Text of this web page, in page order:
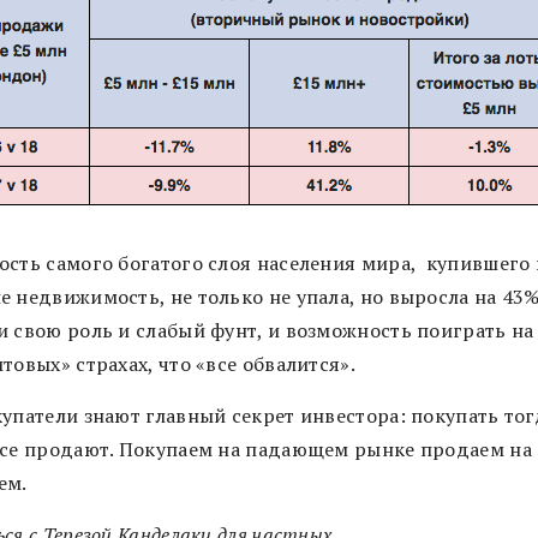
самого богатого слоя населения мира, купившего
недвижимость, не только не упала, но выросла на
свою роль и слабый фунт, и возможность поиграть на
страхах, что «все обвалится».
знают главный секрет инвестора: покупать
продают. Покупаем на падающем рынке продаем на